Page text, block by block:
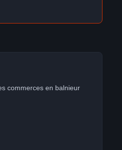
commerces en balnieur